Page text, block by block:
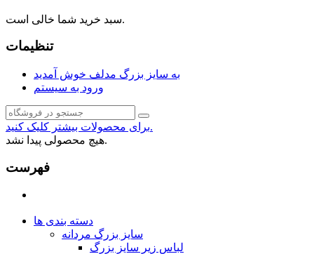
سبد خرید شما خالی است.
تنظیمات
به سایز بزرگ مدلف خوش آمدید
ورود به سیستم
برای محصولات بیشتر کلیک کنید.
هیچ محصولی پیدا نشد.
فهرست
دسته بندی ها
سایز بزرگ مردانه
لباس زیر سایز بزرگ